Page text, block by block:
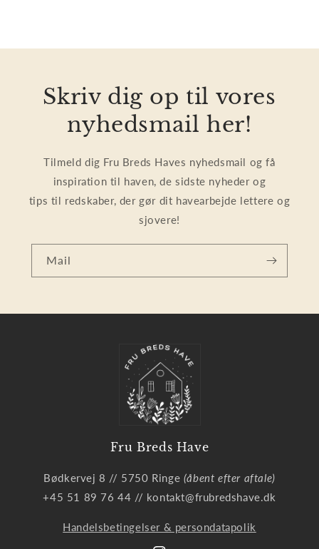
Skriv dig op til vores
nyhedsmail her!
Tilmeld dig Fru Breds Haves nyhedsmail og få
inspiration til haven, de sidste nyheder og
tips til redskaber, der gør dit havearbejde lettere og
sjovere!
Mail
Fru Breds Have
Bødkervej 8 // 5750 Ringe (åbent efter aftale)
+45 51 89 76 44 // kontakt@frubredshave.dk
Handelsbetingelser & persondatapolik